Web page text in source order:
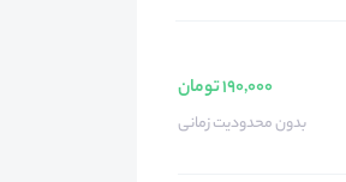
190,000 تومان
بدون محدودیت زمانی